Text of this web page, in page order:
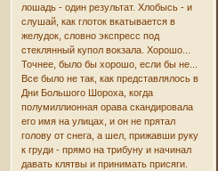
лошадь - один результат. Хлобысь - и
слушай, как глоток вкатывается в
желудок, словно экспресс под
стеклянный купол вокзала. Хорошо...
Точнее, было бы хорошо, если бы не...
Все было не так, как представлялось в
Дни Большого Шороха, когда
полумиллионная орава скандировала
его имя на улицах, и он не прятал
голову от снега, а шел, прижавши руку
к груди - прямо на трибуну и начинал
давать клятвы и принимать присяги.